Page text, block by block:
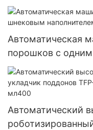
500 мл
Автоматическая
порошков с
Автоматический